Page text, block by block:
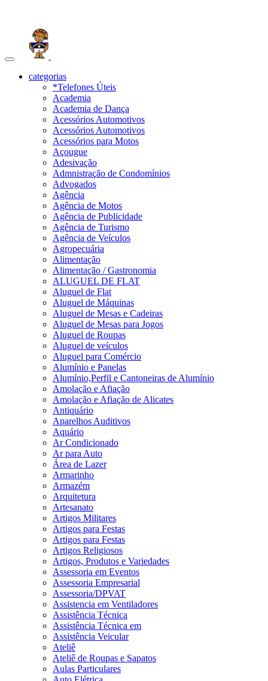
Toggle
navigationcategorias
*Telefones Úteis
Academia
Academia de Dança
Acessórios Automotivos
Acessórios Automotivos
Acessórios para Motos
Açougue
Adesivação
Admnistração de Condomínios
Advogados
Agência
Agência de Motos
Agência de Publicidade
Agência de Turismo
Agência de Veículos
Agropecuária
Alimentação
Alimentação / Gastronomia
ALUGUEL DE FLAT
Aluguel de Flat
Aluguel de Máquinas
Aluguel de Mesas e Cadeiras
Aluguel de Mesas para Jogos
Aluguel de Roupas
Aluguel de veículos
Aluguel para Comércio
Alumínio e Panelas
Alumínio,Perfil e Cantoneiras de Alumínio
Amolação e Afiação
Amolação e Afiação de Alicates
Antiquário
Aparelhos Auditivos
Aquário
Ar Condicionado
Ar para Auto
Área de Lazer
Armarinho
Armazém
Arquitetura
Artesanato
Artigos Militares
Artigos para Festas
Artigos para Festas
Artigos Religiosos
Artigos, Produtos e Variedades
Assessoria em Eventos
Assessoria Empresarial
Assessoria/DPVAT
Assistencia em Ventiladores
Assistência Técnica
Assistência Técnica em
Assistência Veicular
Ateliê
Ateliê de Roupas e Sapatos
Aulas Particulares